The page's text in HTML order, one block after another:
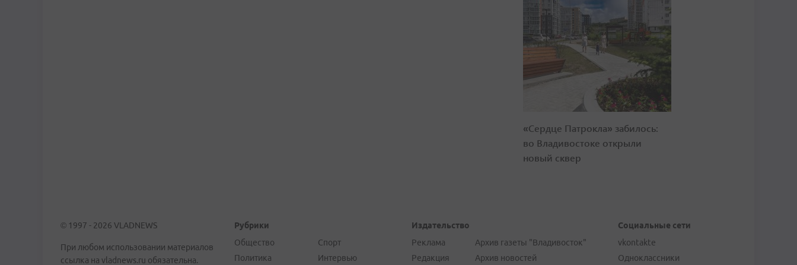
«Сердце Патрокла» забилось:
во Владивостоке открыли
новый сквер
© 1997 - 2026 VLADNEWS
При любом использовании материалов
ссылка на vladnews.ru обязательна.
Рубрики
Общество
Политика
Спорт
Интервью
Издательство
Реклама
Редакция
Архив газеты "Владивосток"
Архив новостей
Социальные сети
vkontakte
Одноклассники